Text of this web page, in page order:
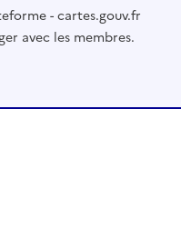
- cartes.gouv.fr
avec les membres.